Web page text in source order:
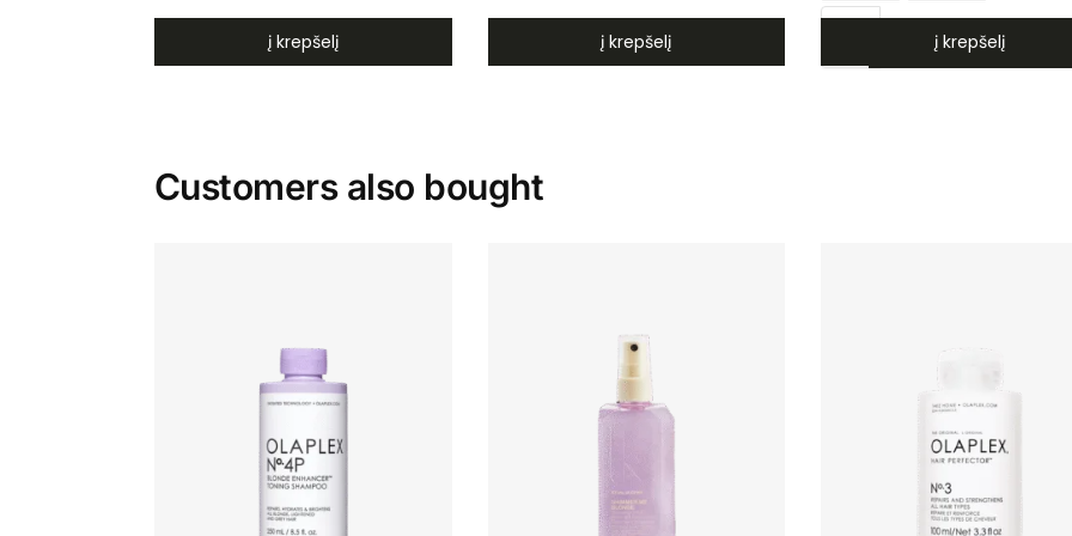
į krepšelį į krepšelį į krepšelį
į krepšelį
Customers also bought